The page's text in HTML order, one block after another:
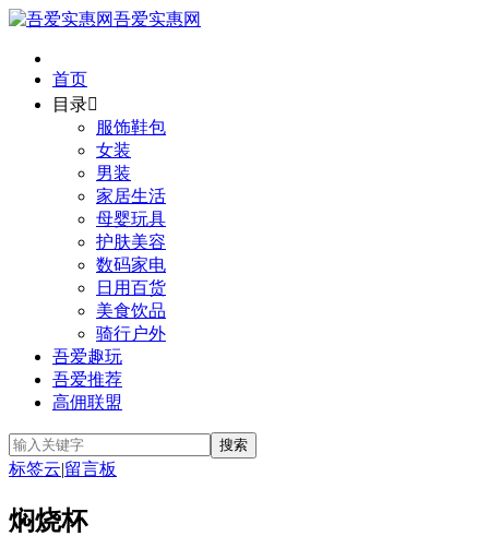
吾爱实惠网
首页
目录
服饰鞋包
女装
男装
家居生活
母婴玩具
护肤美容
数码家电
日用百货
美食饮品
骑行户外
吾爱趣玩
吾爱推荐
高佣联盟
标签云|留言板
焖烧杯